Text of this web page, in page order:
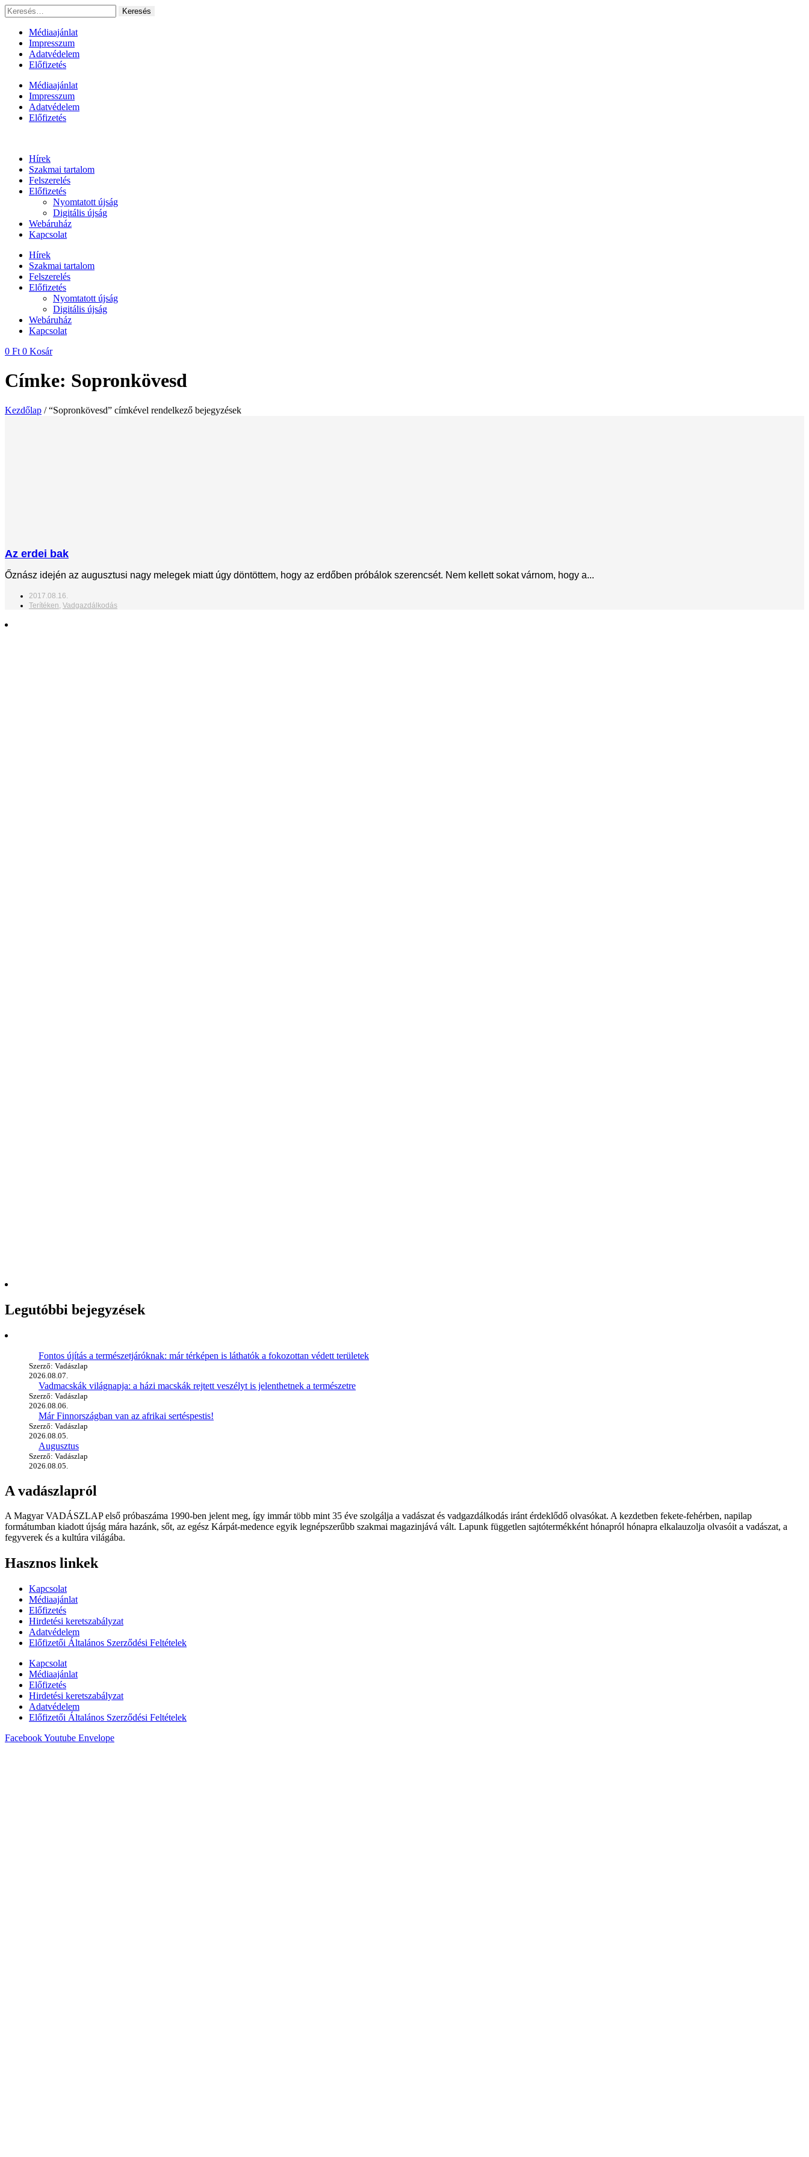
Ugrás
a
tartalomhoz
Keresés:
Médiaajánlat
Impresszum
Adatvédelem
Előfizetés
Médiaajánlat
Impresszum
Adatvédelem
Előfizetés
Hírek
Szakmai tartalom
Felszerelés
Előfizetés
Nyomtatott újság
Digitális újság
Webáruház
Kapcsolat
Hírek
Szakmai tartalom
Felszerelés
Előfizetés
Nyomtatott újság
Digitális újság
Webáruház
Kapcsolat
0 Ft 0 Kosár
Címke: Sopronkövesd
Kezdőlap / “Sopronkövesd” címkével rendelkező bejegyzések
Az erdei bak
Őznász idején az augusztusi nagy melegek miatt úgy döntöttem, hogy az erdőben próbálok szerencsét. Nem kellett sokat várnom, hogy a...
2017.08.16.
Terítéken, Vadgazdálkodás
Legutóbbi bejegyzések
Fontos újítás a természetjáróknak: már térképen is láthatók a fokozottan védett területek
Szerző: Vadászlap
2026.08.07.
Vadmacskák világnapja: a házi macskák rejtett veszélyt is jelenthetnek a természetre
Szerző: Vadászlap
2026.08.06.
Már Finnországban van az afrikai sertéspestis!
Szerző: Vadászlap
2026.08.05.
Augusztus
Szerző: Vadászlap
2026.08.05.
A vadászlapról
A Magyar VADÁSZLAP első próbaszáma 1990-ben jelent meg, így immár több mint 35 éve szolgálja a vadászat és vadgazdálkodás iránt érdeklődő olvasókat. A kezdetben fekete-fehérben, napilap
formátumban kiadott újság mára hazánk, sőt, az egész Kárpát-medence egyik legnépszerűbb szakmai magazinjává vált. Lapunk független sajtótermékként hónapról hónapra elkalauzolja olvasóit a vadászat, a
fegyverek és a kultúra világába.
Hasznos linkek
Kapcsolat
Médiaajánlat
Előfizetés
Hirdetési keretszabályzat
Adatvédelem
Előfizetői Általános Szerződési Feltételek
Kapcsolat
Médiaajánlat
Előfizetés
Hirdetési keretszabályzat
Adatvédelem
Előfizetői Általános Szerződési Feltételek
FacebookYoutube Envelope